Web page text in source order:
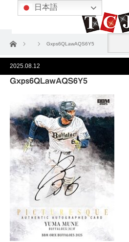
ホーム Gxps6QLawAQS6Y5
2025.08.12
Gxps6QLawAQS6Y5
日本語